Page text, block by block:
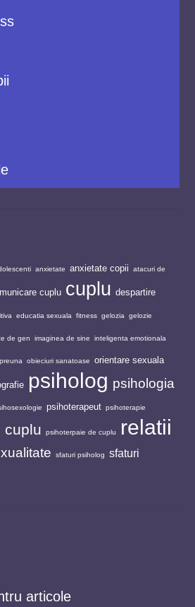
anxietate anxietate copii atacuri de
cuplu cuplu despartire
educatia sexuala fitness gelozia gelozie
de gen imaginea de sine inteligenta emotionala
obieciuri sanatoase orientare sexuala
psiholog psihologia
psihoterapeut psihoterapie
cuplu psihoterpaie de cuplu relatii
sfaturi psiholog
sfaturi
articole